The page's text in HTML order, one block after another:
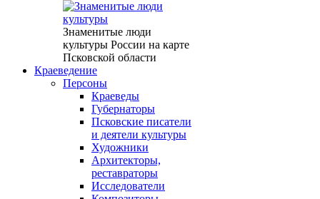
Знаменитые люди
культуры России на карте
Псковской области
Краеведение
Персоны
Краеведы
Губернаторы
Псковские писатели
и деятели культуры
Художники
Архитекторы,
реставраторы
Исследователи